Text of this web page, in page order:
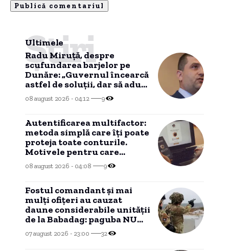
Ultimele
Știri
Radu Miruță, despre
scufundarea barjelor pe
Dunăre: „Guvernul încearcă
astfel de soluții, dar să aducă
ploaie nu poate”
08 august 2026 - 04:12 9
Autentificarea multifactor:
metoda simplă care îți poate
proteja toate conturile.
Motivele pentru care
experții în securitate
recomandă activarea MFA.
08 august 2026 - 04:08 9
Fostul comandant și mai
mulți ofițeri au cauzat
daune considerabile unității
de la Babadag: paguba NU
mai poate fi recuperată
dintr-un motiv
07 august 2026 - 23:00 32